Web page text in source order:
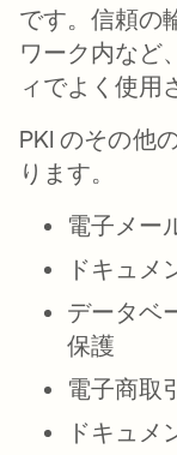
です。信頼の
ワーク内など
ィでよく使用
PKI のその他
ります。
電子メー
ドキュメ
データベ
保護
電子商取
ドキュメ